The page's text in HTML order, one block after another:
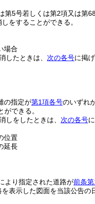
第5号若しくは第2項又は第
をすることができる。
場合
したときは、 次の各号に掲
の指定が第1項各号のいずれ
ができる。
しをしたときは、 次の各号
位置
延長
より指定された道路が前条
表示した図面を当該公告